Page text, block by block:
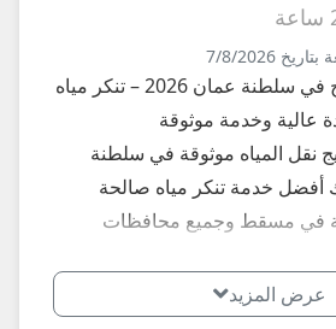
7/8/2026
نقل المياه بالصهاريج في سلطنة عمان 2026 – تنكر مياه
عالية وخدمة موثوقة
المياه موثوقة في سلطنة
أفضل خدمة تنكر مياه صالحة
في مسقط وجميع محافظات
المياه بالصهاريج؟
عرض المزيد